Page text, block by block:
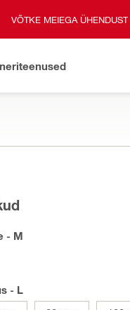
VÕTKE MEIEGA ÜHENDUST‎
- M
- L